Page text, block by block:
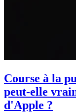
Course à la
peut-elle
d'Apple ?